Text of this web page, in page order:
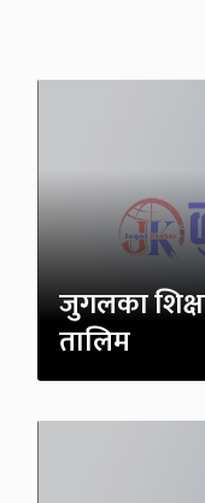
जुगलका
तालिम